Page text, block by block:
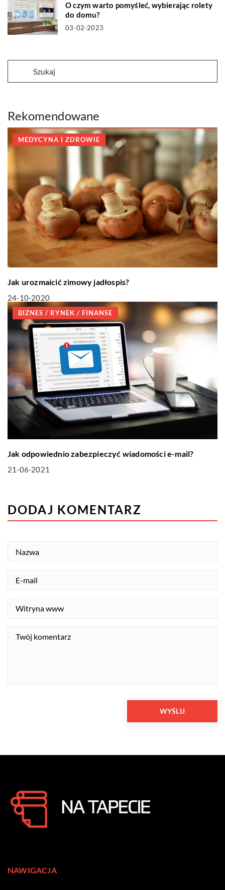
O czym warto pomyśleć, wybierając rolety
do domu?
03-02-2023
Rekomendowane
MEDYCYNA I ZDROWIE
Jak urozmaicić zimowy jadłospis?
24-10-2020
BIZNES / RYNEK / FINANSE
Jak odpowiednio zabezpieczyć wiadomości e-mail?
21-06-2021
DODAJ KOMENTARZ
NAWIGACJA